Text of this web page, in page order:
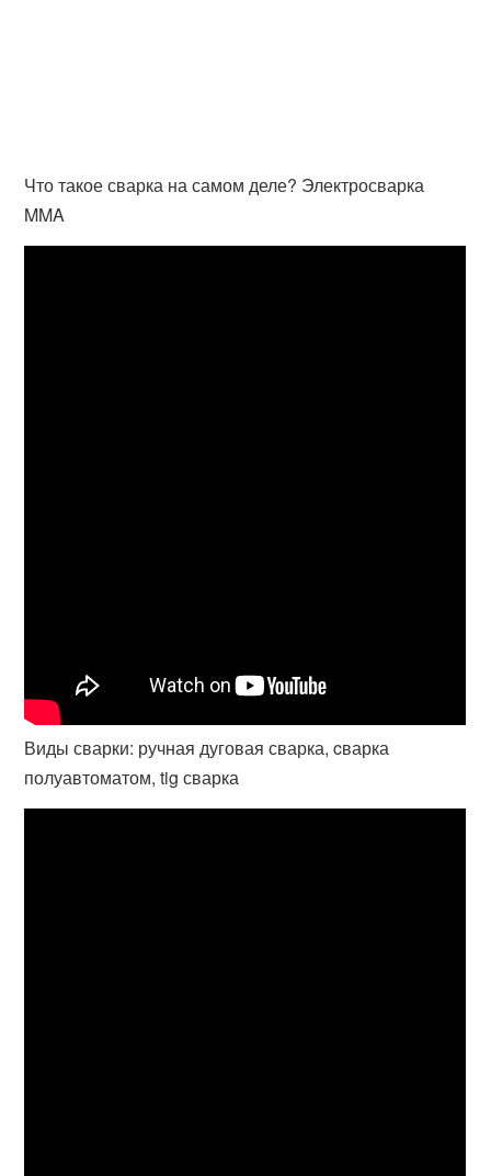
Что такое сварка на самом деле? Электросварка
MMA
Виды сварки: ручная дуговая сварка, cварка
полуавтоматом, tig сварка